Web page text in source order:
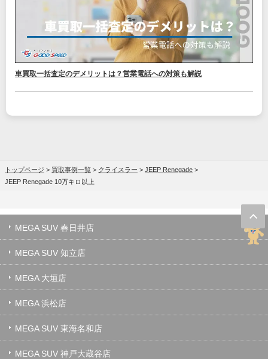
車買取一括査定のデメリットは？営業電話への対策も解説
トップページ > 買取事例一覧 > クライスラー > JEEP Renegade >
JEEP Renegade 10万キロ以上
MEGA SUV 春日井店
MEGA SUV 知立店
MEGA 大垣店
MEGA 浜松店
MEGA SUV 東海名和店
MEGA SUV 神戸大蔵谷店